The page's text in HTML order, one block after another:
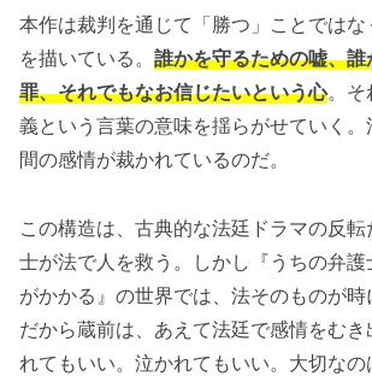
本作は裁判を通じて「勝つ」ことではな
を描いている。 誰かを守るための嘘、
罪、それでもなお信じたいという心。そ
義という言葉の意味を揺らがせていく。
間の感情が裁かれているのだ。
この構造は、古典的な法廷ドラマの反
士が法で人を救う。しかし『うちの弁
がかかる』の世界では、法そのものが時
だから蔵前は、あえて法廷で感情をむ
れてもいい。泣かれてもいい。大切な